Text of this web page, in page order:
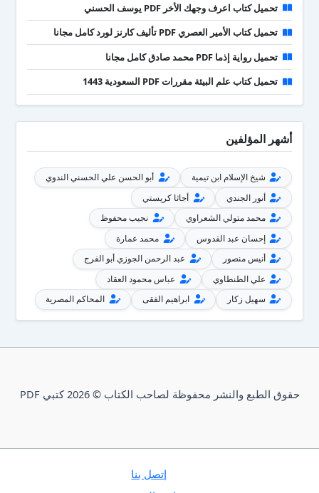
تحميل كتاب اعرف وجهك الأخر PDF يوسف الحسني
تحميل كتاب الأمير العصري PDF تأليف كارنز لورد كامل مجانا
تحميل رواية إذما PDF محمد صادق كامل مجانا
تحميل كتاب علم البيئة مقررات PDF السعودية 1443
أشهر المؤلفين
شيخ الإسلام ابن تيمية
أبو الحسن علي الحسني الندوي
أنور الجندي
أجاثا كريستي
محمد متولي الشعراوي
نجيب محفوظ
إحسان عبد القدوس
محمد عمارة
أنيس منصور
عبد الرحمن الجوزي أبو الفرج
علي الطنطاوي
عباس محمود العقاد
سهيل زكار
ابراهيم الفقى المحاكم المصرية
حقوق الطبع والنشر محفوظة لصاحب الكتاب © 2026 كتبي PDF
إتصل بنا